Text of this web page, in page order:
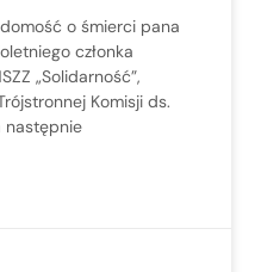
o śmierci pana
członka
„Solidarność”,
Komisji ds.
następnie